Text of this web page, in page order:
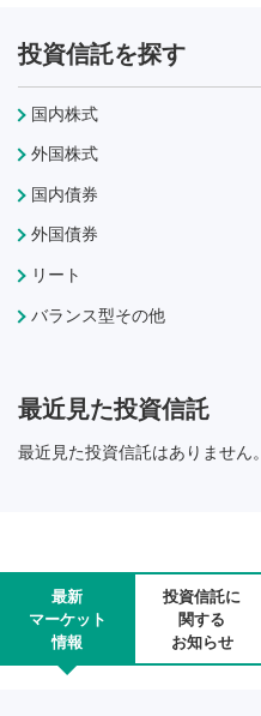
投資信託を探す
国内株式
外国株式
国内債券
外国債券
リート
バランス型その他
最近見た投資信託
最近見た投資信託はありません。
最新
マーケット
情報
投資信託に
関する
お知らせ